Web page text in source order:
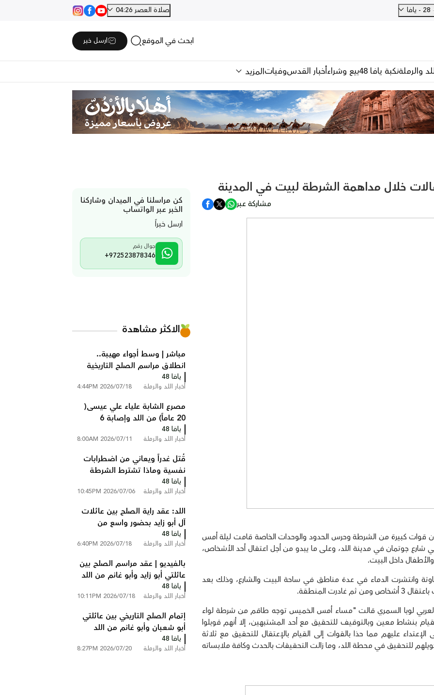
صلاة العصر 04:26
ابحث في الموقع ارسل خبر
والرملةنكبة يافا 48 بيع وشراءأخبار القدسوفياتالمزيد
خلال مداهمة الشرطة لبيت في المدينة
مشاركة عبر
عن شهود عيان أن قوات كبيرة من الشرطة وحرس الحدود والوحدات الخاصة قامت ليلة أمس
شارع جوتمان في مدينة اللد، وعلى ما يبدو من أجل اعتقال أحد الأشخاص،
داخل البيت.
وانتشرت الدماء في عدة مناطق في ساحة البيت والشارع، وذلك بعد
المنطقة.
لوبا السمري قالت "مساء أمس الخميس توجه طاقم من شرطة لواء
بنشاط معين وبالتوقيف للتحقيق مع أحد المشتبهين، إلا أنهم قوبلوا
عليهم مما حذا بالقوات إلى القيام بالإعتقال للتحقيق مع ثلاثة
للتحقيق في محطة اللد، وما زالت التحقيقات بالحدث وكافة ملابساته
كن مراسلنا في الميدان وشاركنا
الخبر عبر الواتساب
ارسل خبراً
جوال رقم
+972523878346
الاكثر مشاهدة
مباشر | وسط أجواء مهيبة..
انطلاق مراسم الصلح التاريخية
بين عائلتي أبو زايد وأبو غانم في
كفر قاسم
يافا 48
أخبار اللد والرملة 2026/07/18 4:44PM
مصرع الشابة علياء علي عيسى(
20 عاماً) من اللد وإصابة 6
أشخاص في حادث طرق مروع
على شارع 6 قرب الطيبة
يافا 48
أخبار اللد والرملة 2026/07/11 8:00AM
قُتل غدراً ويعاني من اضطرابات
نفسية وماذا تشترط الشرطة
لتحرير جثمانه .. لقاء مع والد
سامي جعصوص
يافا 48
أخبار اللد والرملة 2026/07/06 10:45PM
اللد: عقد راية الصلح بين عائلات
آل أبو زايد بحضور واسع من
الوجهاء ولجان الإصلاح
يافا 48
أخبار اللد والرملة 2026/07/18 6:40PM
بالفيديو | عقد مراسم الصلح بين
عائلتي أبو زايد وأبو غانم من اللد
في كفر قاسم
يافا 48
أخبار اللد والرملة 2026/07/18 10:11PM
إتمام الصلح التاريخي بين عائلتي
أبو شعبان وأبو غانم من اللد
والرملة في كفر قاسم
يافا 48
أخبار اللد والرملة 2026/07/20 8:27PM